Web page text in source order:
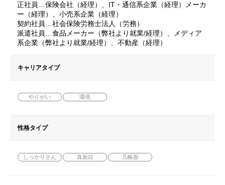
正社員…保険会社（経理）、IT・通信系企業（経理）メーカ
ー（経理）、小売系企業（経理）
契約社員…社会保険労務士法人（労務）
派遣社員…食品メーカー（弊社より就業/経理）、メディア
系企業（弊社より就業/経理）、不動産（経理）
キャリアタイプ
やりがい 環境
性格タイプ
しっかりさん 真面目 几帳面